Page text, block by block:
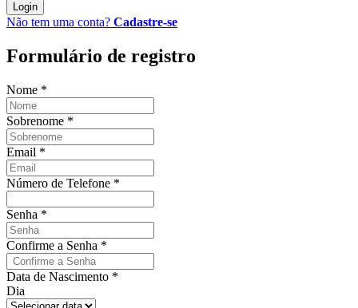
Login
Não tem uma conta? Cadastre-se
Formulário de registro
Nome *
Sobrenome *
Email *
Número de Telefone *
Senha *
Confirme a Senha *
Data de Nascimento *
Dia